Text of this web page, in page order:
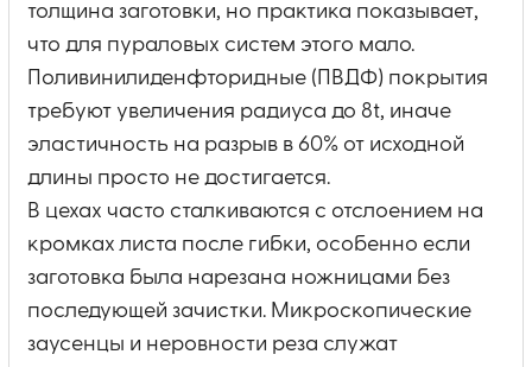
толщина заготовки, но практика показывает,
что для пураловых систем этого мало.
Поливинилиденфторидные (ПВДФ) покрытия
требуют увеличения радиуса до 8t, иначе
эластичность на разрыв в 60% от исходной
длины просто не достигается.
В цехах часто сталкиваются с отслоением на
кромках листа после гибки, особенно если
заготовка была нарезана ножницами без
последующей зачистки. Микроскопические
заусенцы и неровности реза служат